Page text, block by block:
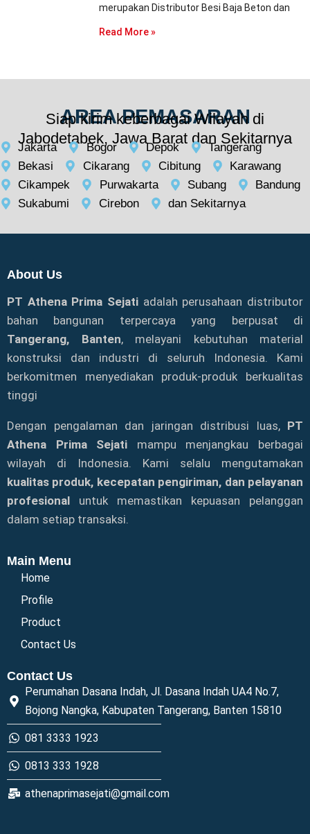
merupakan Distributor Besi Baja Beton dan
Read More »
AREA PEMASARAN
Siap kirim keberbagai Wilayah di
Jabodetabek, Jawa Barat dan Sekitarnya
Jakarta Bogor Depok
Tangerang
Bekasi
Cikarang Cibitung
Karawang
Cikampek
Purwakarta Subang
Bandung
Sukabumi
Cirebon dan Sekitarnya
About Us
PT Athena Prima Sejati adalah perusahaan distributor
bahan bangunan terpercaya yang berpusat di
Tangerang, Banten, melayani kebutuhan material
konstruksi dan industri di seluruh Indonesia. Kami
berkomitmen menyediakan produk-produk berkualitas
tinggi
Dengan pengalaman dan jaringan distribusi luas, PT
Athena Prima Sejati mampu menjangkau berbagai
wilayah di Indonesia. Kami selalu mengutamakan
kualitas produk, kecepatan pengiriman, dan pelayanan
profesional untuk memastikan kepuasan pelanggan
dalam setiap transaksi.
Main Menu
Home
Profile
Product
Contact Us
Contact Us
Perumahan Dasana Indah, Jl. Dasana Indah UA4 No.7,
Bojong Nangka, Kabupaten Tangerang, Banten 15810
081 3333 1923
0813 333 1928
athenaprimasejati@gmail.com